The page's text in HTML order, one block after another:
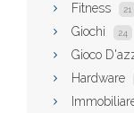
Fitness 21
Giochi 24
Gioco
Hardware